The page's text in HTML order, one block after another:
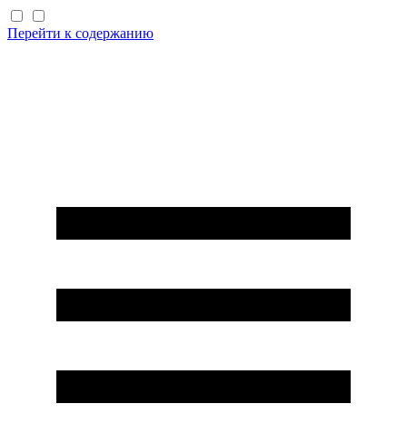
Перейти к содержанию